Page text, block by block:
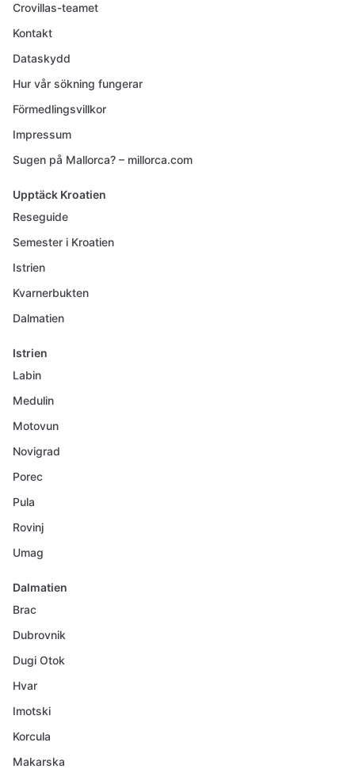
Crovillas-teamet
Kontakt
Dataskydd
Hur vår sökning fungerar
Förmedlingsvillkor
Impressum
Sugen på Mallorca? – millorca.com
Upptäck Kroatien
Reseguide
Semester i Kroatien
Istrien
Kvarnerbukten
Dalmatien
Istrien
Labin
Medulin
Motovun
Novigrad
Porec
Pula
Rovinj
Umag
Dalmatien
Brac
Dubrovnik
Dugi Otok
Hvar
Imotski
Korcula
Makarska